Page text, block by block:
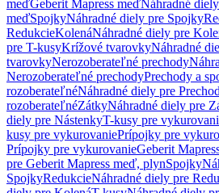
meďGeberit Mapress meďNáhradné
meďSpojkyNáhradné diely pre Spojky
RedukcieKolenáNáhradné diely pre
pre T-kusyKrížové tvarovkyNáhradné
tvarovkyNerozoberateľné prechody
Nerozoberateľné prechodyPrechody a
rozoberateľnéNáhradné diely pre
rozoberateľnéZátkyNáhradné diely pre
diely pre NástenkyT-kusy pre
kusy pre vykurovaniePrípojky pre
Prípojky pre vykurovanieGeberit
pre Geberit Mapress meď, plynSpojky
SpojkyRedukcieNáhradné diely pre